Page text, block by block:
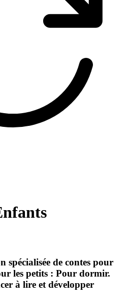
spécialisée de contes pour
les petits : Pour dormir.
à lire et développer